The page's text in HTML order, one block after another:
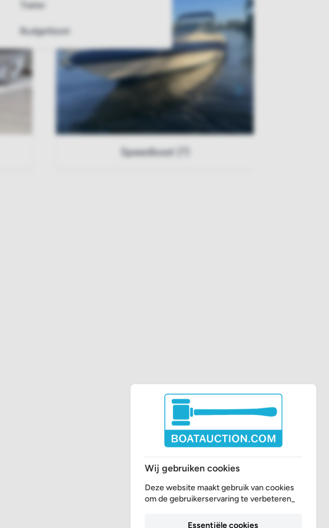
Trailer
Budgetboot
Speedboot (7)
Wij gebruiken cookies
Deze website maakt gebruik van cookies
om de gebruikerservaring te verbeteren_
Essentiële cookies